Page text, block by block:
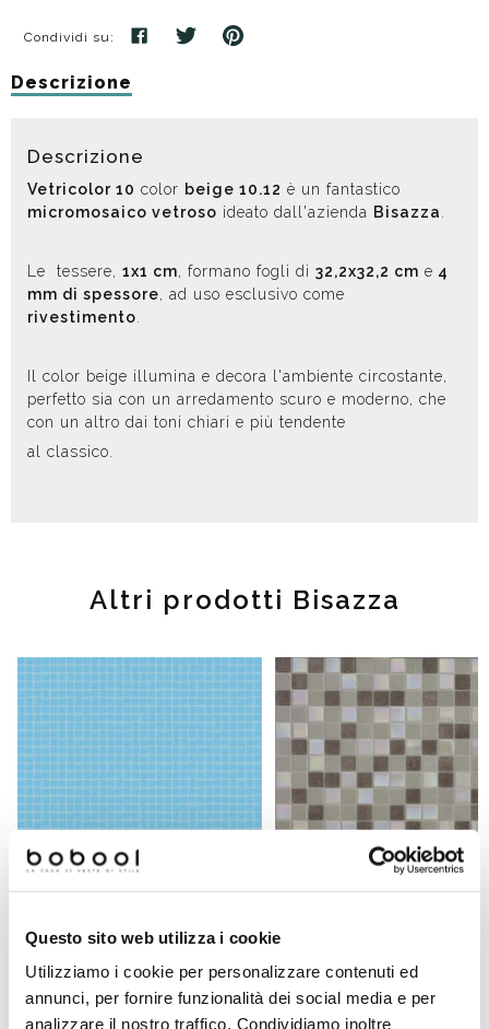
Questo sito web utilizza i cookie
Utilizziamo i cookie per personalizzare contenuti ed
annunci, per fornire funzionalità dei social media e per
analizzare il nostro traffico. Condividiamo inoltre
Condividi su:
Descrizione
Descrizione
Vetricolor 10 color beige 10.12 è un fantastico
micromosaico vetroso ideato dall'azienda Bisazza
Le tessere, 1x1 cm, formano fogli di 32,2x32,2 cm e 4
mm di spessore, ad uso esclusivo come
rivestimento
Il color beige illumina e decora l'ambiente circostante,
perfetto sia con un arredamento scuro e moderno, che
con un altro dai toni chiari e più tendente
al classico.
Altri prodotti Bisazza
Micromosaico vetroso azzurro
10.03 - Vetricolor 10, Bisazza
Mosaico di vetro Altea con